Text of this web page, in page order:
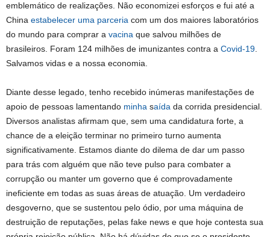
emblemático de realizações. Não economizei esforços e fui até a
China estabelecer uma parceria com um dos maiores laboratórios
do mundo para comprar a vacina que salvou milhões de
brasileiros. Foram 124 milhões de imunizantes contra a Covid-19
Salvamos vidas e a nossa economia.
Diante desse legado, tenho recebido inúmeras manifestações de
apoio de pessoas lamentando minha saída da corrida presidencial.
Diversos analistas afirmam que, sem uma candidatura forte, a
chance de a eleição terminar no primeiro turno aumenta
significativamente. Estamos diante do dilema de dar um passo
para trás com alguém que não teve pulso para combater a
corrupção ou manter um governo que é comprovadamente
ineficiente em todas as suas áreas de atuação. Um verdadeiro
desgoverno, que se sustentou pelo ódio, por uma máquina de
destruição de reputações, pelas fake news e que hoje contesta sua